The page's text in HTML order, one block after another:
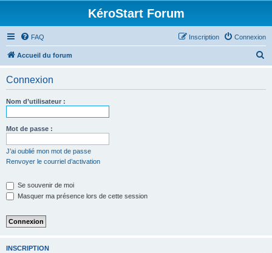
KéroStart Forum
FAQ Connexion
Inscription
Accueil du forum
Connexion
Nom d’utilisateur :
Mot de passe :
J’ai oublié mon mot de passe
Renvoyer le courriel d’activation
Se souvenir de moi
Masquer ma présence lors de cette session
INSCRIPTION